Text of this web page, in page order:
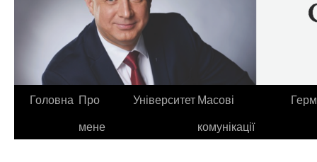
Головна Про
мене
УніверситетМасові
комунікації